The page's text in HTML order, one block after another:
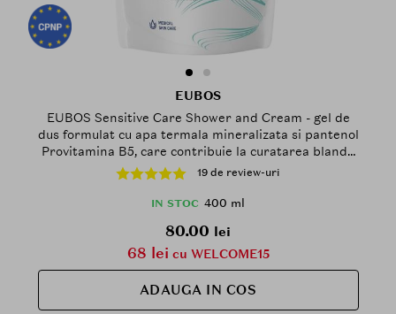
EUBOS
EUBOS Sensitive Care Shower and Cream - gel de
dus formulat cu apa termala mineralizata si pantenol
Provitamina B5, care contribuie la curatarea blanda
a pielii sensibile si la metinerea confortului cutanat -
400 ml
19 de review-uri
IN STOC 400 ml
80.00 lei
68 lei cu WELCOME15
ADAUGA IN COS